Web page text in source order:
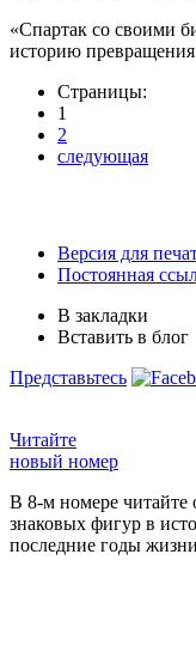
«Спартак со своими
историю
Страницы:
1
2
следующая
Версия для
Постоянная
В закладки
Вставить в блог
Представьтесь
Читайте
новый номер
В 8-м номере читайте
знаковых фигур в
последние годы